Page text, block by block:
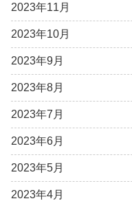
2023年11月
2023年10月
2023年9月
2023年8月
2023年7月
2023年6月
2023年5月
2023年4月